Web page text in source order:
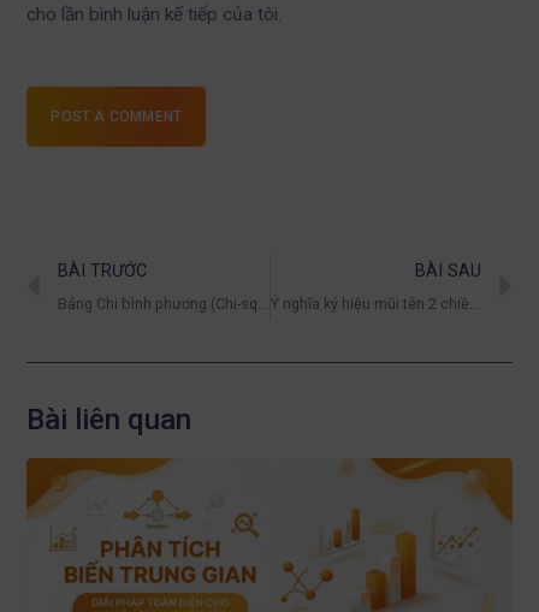
cho lần bình luận kế tiếp của tôi.
POST A COMMENT
BÀI TRƯỚC
Bảng Chi bình phương (Chi-square) và cách sử dụng
BÀI SAU
Ý nghĩa ký hiệu mũi tên 2 chiều covariance trong AMOS
Bài liên quan